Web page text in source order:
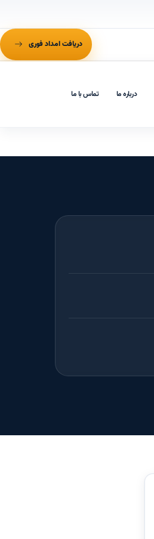
دریافت امداد فوری
درباره ما تماس با ما